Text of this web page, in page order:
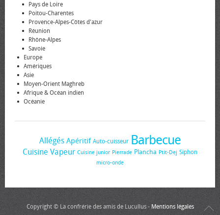
Pays de Loire
Poitou-Charentes
Provence-Alpes-Côtes d'azur
Réunion
Rhône-Alpes
Savoie
Europe
Amériques
Asie
Moyen-Orient Maghreb
Afrique & Océan indien
Océanie
Allégés Apéritif Auto-cuisseur Barbecue
Cuisine Vapeur Cuisine junior Pierrade Plancha Ptit-Dej Siphon
micro-onde
Copyright © La confrérie des amis de Lucullus - Mentions légales